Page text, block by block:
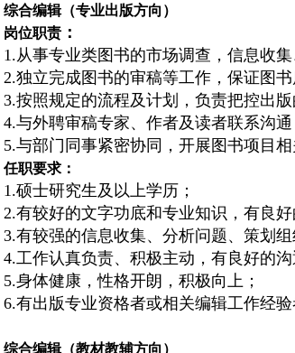
综合编辑（专业出版方向）
岗位职责 ：
1.从事专业类图书的市场调查，信息收
2.独立完成图书的审稿等工作，保证图书
3.按照规定的流程及计划，负责把控出版
4.与外聘审稿专家、作者及读者联系沟通
5.与部门同事紧密协同，开展图书项目相
任职要求：
1.硕士研究生及以上学历；
2.有较好的文字功底和专业知识，有良
3.有较强的信息收集、分析问题、策划
4.工作认真负责、积极主动，有良好的
5.身体健康，性格开朗，积极向上；
6.有出版专业资格者或相关编辑工作经验
综合编辑（教材教辅方向）